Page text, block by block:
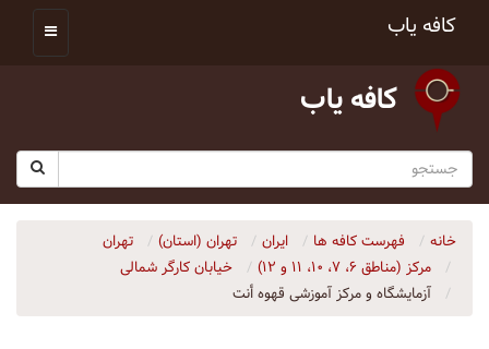
کافه یاب
کافه یاب
خانه فهرست کافه ها ایران تهران (استان)
تهران
مرکز (مناطق ۶، ۷، ۱۰، ۱۱ و ۱۲)
آزمایشگاه و مرکز آموزشی قهوه أنت